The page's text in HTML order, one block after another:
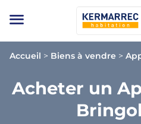
Accueil > Biens à vendre >
Acheter un